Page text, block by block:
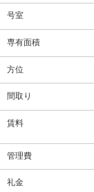
号室
専有面積
方位
間取り
賃料
管理費
礼金